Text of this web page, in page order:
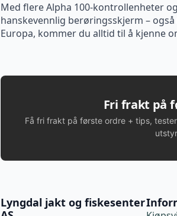
Med flere Alpha 100-kontrollenheter
hanskevennlig berøringsskjerm –
Europa, kommer du alltid til å kjenne
Fri frakt på
Få fri frakt på første ordre + tips,
Lyngdal jakt og fiskesenter